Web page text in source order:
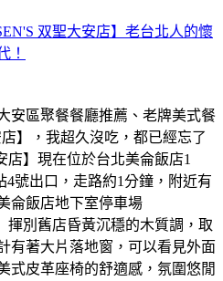
双聖大安店】老台北人的懷
！
安區聚餐餐廳推薦、老牌美式餐
】，我超久沒吃，都已經忘了
店】現在位於台北美侖飯店1
號出口，走路約1分鐘，附近有
侖飯店地下室停車場
揮別舊店昏黃沉穩的木質調，取
有著大片落地窗，可以看見外面
式皮革座椅的舒適感，氛圍悠閒